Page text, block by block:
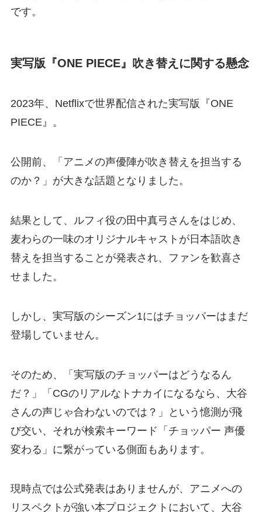
です。
実写版『ONE PIECE』吹き替えに関する懸念
2023年、Netflixで世界配信された実写版『ONE
PIECE』。
公開前、「アニメの声優陣が吹き替えを担当する
のか？」が大きな話題となりました。
結果として、ルフィ役の田中真弓さんをはじめ、
麦わらの一味のオリジナルキャストが日本語吹き
替えを担当することが発表され、ファンを歓喜さ
せました。
しかし、実写版のシーズン1にはチョッパーはまだ
登場していません。
そのため、「実写版のチョッパーはどうなるん
だ？」「CGのリアルなトナカイになるなら、大谷
さんの声じゃ合わないのでは？」という憶測が飛
び交い、それが検索キーワード「チョッパー 声優
変わる」に繋がっている側面もあります。
現時点では公式発表はありませんが、アニメへの
リスペクトが強い本プロジェクトにおいて、大谷